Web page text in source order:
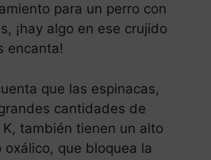
para un perro con
¡hay algo en ese crujido
encanta!
que las espinacas,
cantidades de
también tienen un alto
que bloquea la